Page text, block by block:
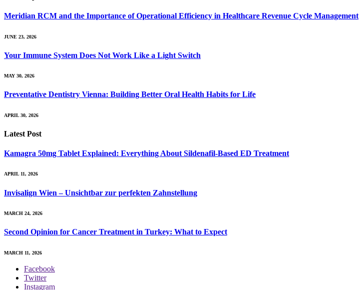
Meridian RCM and the Importance of Operational Efficiency in Healthcare Revenue Cycle Management
JUNE 23, 2026
Your Immune System Does Not Work Like a Light Switch
MAY 30, 2026
Preventative Dentistry Vienna: Building Better Oral Health Habits for Life
APRIL 30, 2026
Latest Post
Kamagra 50mg Tablet Explained: Everything About Sildenafil-Based ED Treatment
APRIL 11, 2026
Invisalign Wien – Unsichtbar zur perfekten Zahnstellung
MARCH 24, 2026
Second Opinion for Cancer Treatment in Turkey: What to Expect
MARCH 11, 2026
Facebook
Twitter
Instagram